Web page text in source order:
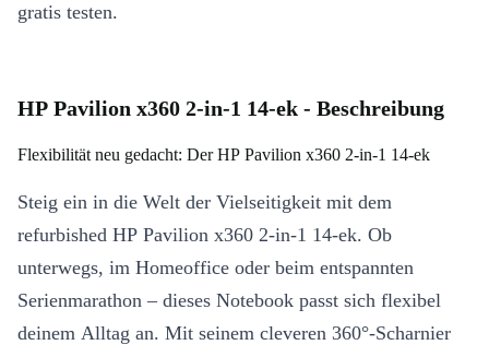
gratis testen.
HP Pavilion x360 2-in-1 14-ek - Beschreibung
Flexibilität neu gedacht: Der HP Pavilion x360 2-in-1 14-ek
Steig ein in die Welt der Vielseitigkeit mit dem
refurbished HP Pavilion x360 2-in-1 14-ek. Ob
unterwegs, im Homeoffice oder beim entspannten
Serienmarathon – dieses Notebook passt sich flexibel
deinem Alltag an. Mit seinem cleveren 360°-Scharnier